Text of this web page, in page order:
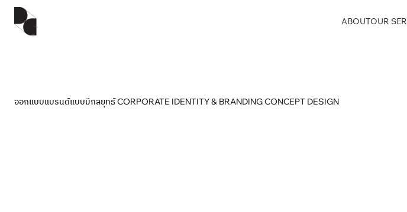
ABOUTOUR
ออกแบบแบรนด์แบบมีกลยุทธ์ CORPORATE IDENTITY & BRANDING CONCEPT DESIGN